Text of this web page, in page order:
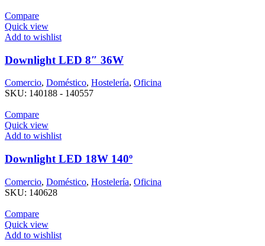
Compare
Quick view
Add to wishlist
Downlight LED 8″ 36W
Comercio, Doméstico, Hostelería, Oficina
SKU: 140188 - 140557
Compare
Quick view
Add to wishlist
Downlight LED 18W 140º
Comercio, Doméstico, Hostelería, Oficina
SKU: 140628
Compare
Quick view
Add to wishlist